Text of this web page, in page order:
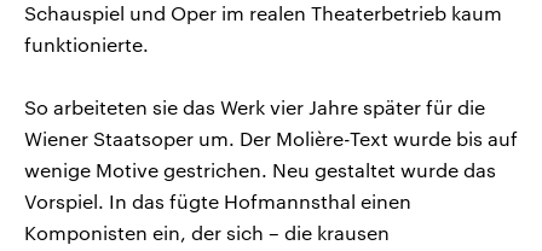
Schauspiel und Oper im realen Theaterbetrieb kaum
funktionierte.
So arbeiteten sie das Werk vier Jahre später für die
Wiener Staatsoper um. Der Molière-Text wurde bis auf
wenige Motive gestrichen. Neu gestaltet wurde das
Vorspiel. In das fügte Hofmannsthal einen
Komponisten ein, der sich – die krausen